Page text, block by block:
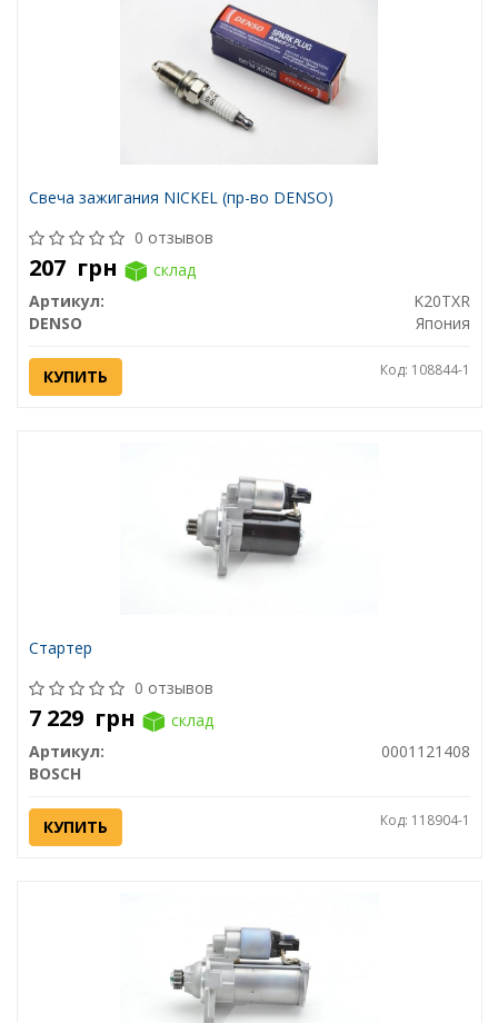
Свеча зажигания NICKEL (пр-во DENSO)
0 отзывов
207 грн
склад
Артикул:
K20TXR
DENSO
Япония
КУПИТЬ Код: 108844-1
Стартер
0 отзывов
7 229 грн
склад
Артикул:
0001121408
BOSCH
КУПИТЬ Код: 118904-1